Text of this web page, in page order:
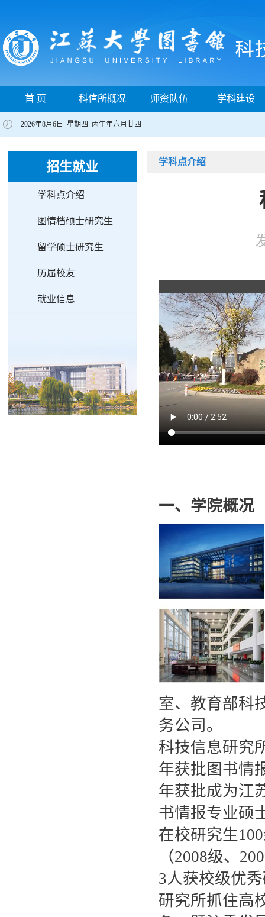
首 页 科信所概况 师资队伍 学科建设
2026年8月6日 星期四 丙午年六月廿四
招生就业
学科点介绍
图情档硕士研究生
留学硕士研究生
历届校友
就业信息
学科点介绍
一、学院概况
室、教育部科
务公司。
科技信息研究
年获批图书情
年获批成为江
书情报专业硕
在校研究生
（2008级、
3人获校级优
研究所抓住高